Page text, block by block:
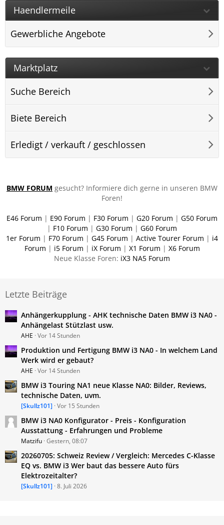
Haendlermeile
Gewerbliche Angebote
Marktplatz
Suche Bereich
Biete Bereich
Erledigt / verkauft / geschlossen
BMW FORUM gesucht? Informiere dich gerne in unseren BMW
Foren!
E46 Forum | E90 Forum | F30 Forum | G20 Forum | G50 Forum
| F10 Forum | G30 Forum | G60 Forum
1er Forum | F70 Forum | G45 Forum | Active Tourer Forum | i4
Forum | i5 Forum | iX Forum | X1 Forum | X6 Forum
Neue Klasse Foren: iX3 NA5 Forum
Letzte Beiträge
Anhängerkupplung - AHK technische Daten BMW i3 NA0 -
Anhängelast Stützlast usw.
AHE Vor 14 Stunden
Produktion und Fertigung BMW i3 NA0 - In welchem Land
Werk wird er gebaut?
AHE Vor 14 Stunden
BMW i3 Touring NA1 neue Klasse NA0: Bilder, Reviews,
technische Daten, uvm.
[Skullz101] Vor 15 Stunden
BMW i3 NA0 Konfigurator - Preis - Konfiguration
Ausstattung - Erfahrungen und Probleme
Matzifu Gestern, 08:07
20260705: Schweiz Review / Vergleich: Mercedes C-Klasse
EQ vs. BMW i3 Wer baut das bessere Auto fürs
Elektrozeitalter?
[Skullz101] 8. Juli 2026